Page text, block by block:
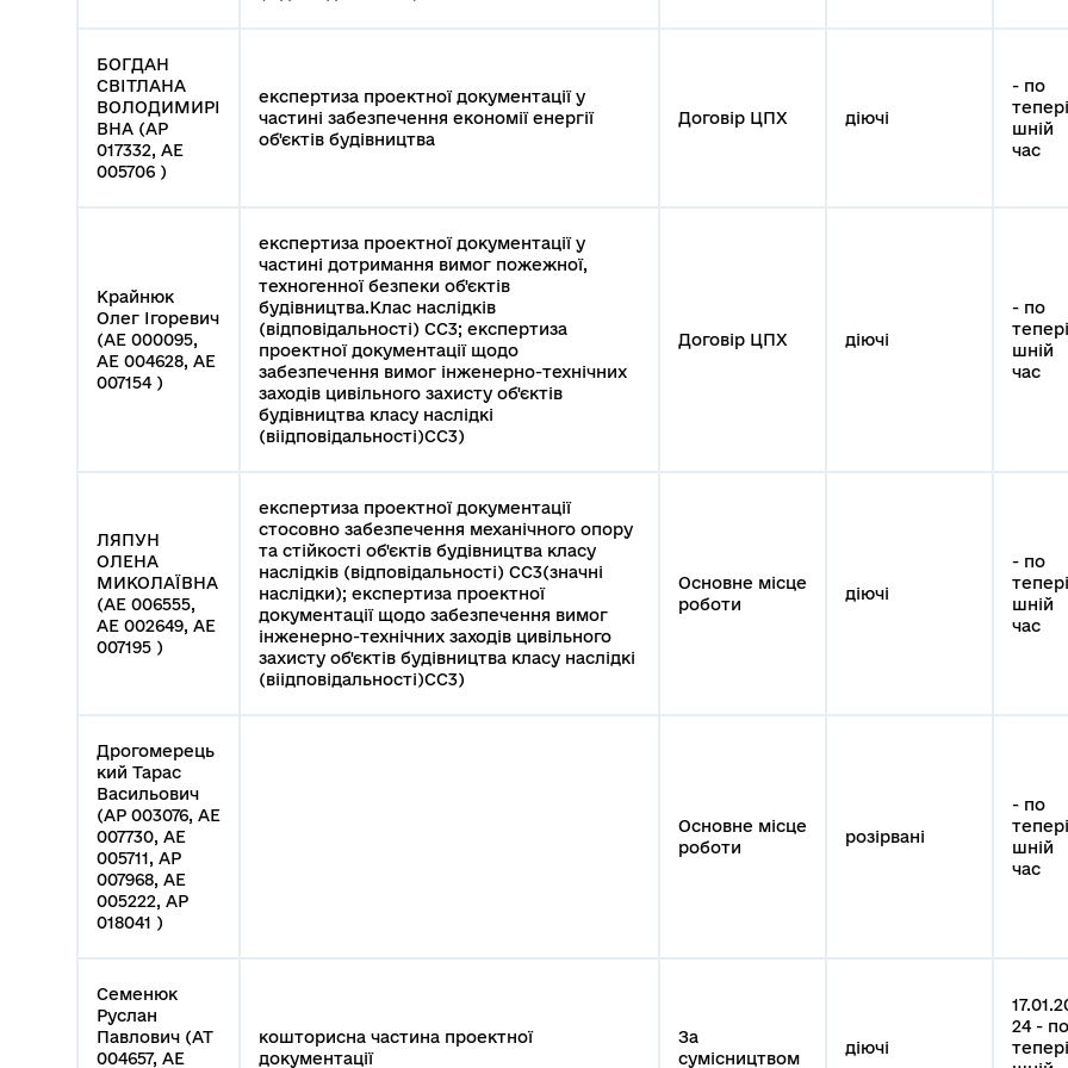
БОГДАН
СВІТЛАНА
ВОЛОДИМИРІ
ВНА (АР
017332, АЕ
005706 )
експертиза проектної документації у
частині забезпечення економії енергії
об'єктів будівництва
Договір ЦПХ діючі
- по
тепері
шній
час
Крайнюк
Олег Ігоревич
(АЕ 000095,
АЕ 004628, АЕ
007154 )
експертиза проектної документації у
частині дотримання вимог пожежної,
техногенної безпеки об'єктів
будівництва.Клас наслідків
(відповідальності) СС3; експертиза
проектної документації щодо
забезпечення вимог інженерно-технічних
заходів цивільного захисту об'єктів
будівництва класу наслідкі
(віідповідальності)СС3)
Договір ЦПХ діючі
- по
тепері
шній
час
ЛЯПУН
ОЛЕНА
МИКОЛАЇВНА
(АЕ 006555,
АЕ 002649, АЕ
007195 )
експертиза проектної документації
стосовно забезпечення механічного опору
та стійкості об'єктів будівництва класу
наслідків (відповідальності) СС3(значні
наслідки); експертиза проектної
документації щодо забезпечення вимог
інженерно-технічних заходів цивільного
захисту об'єктів будівництва класу наслідкі
(віідповідальності)СС3)
Основне місце
роботи
діючі
- по
тепері
шній
час
Дрогомерець
кий Тарас
Васильович
(АР 003076, АЕ
007730, АЕ
005711, АР
007968, АЕ
005222, АР
018041 )
Основне місце
роботи
розірвані
- по
тепері
шній
час
Семенюк
Руслан
Павлович (АТ
004657, АЕ
кошторисна частина проектної
документації
За
сумісництвом
діючі
24 - по
тепері